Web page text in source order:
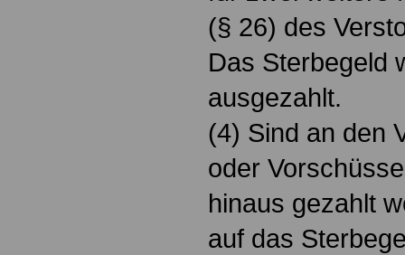
(§ 26) des
Das Sterbegeld
ausgezahlt.
(4) Sind an den
oder
hinaus gezahlt
auf das